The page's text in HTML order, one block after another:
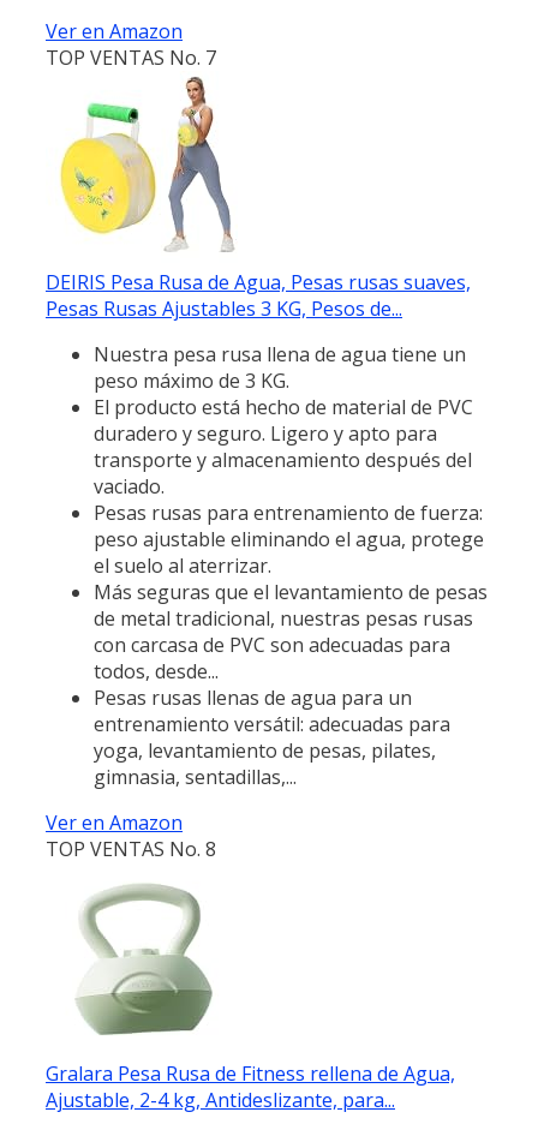
Ver en Amazon
TOP VENTAS No. 7
DEIRIS Pesa Rusa de Agua, Pesas rusas suaves,
Pesas Rusas Ajustables 3 KG, Pesos de...
Nuestra pesa rusa llena de agua tiene un
peso máximo de 3 KG.
El producto está hecho de material de PVC
duradero y seguro. Ligero y apto para
transporte y almacenamiento después del
vaciado.
Pesas rusas para entrenamiento de fuerza:
peso ajustable eliminando el agua, protege
el suelo al aterrizar.
Más seguras que el levantamiento de pesas
de metal tradicional, nuestras pesas rusas
con carcasa de PVC son adecuadas para
todos, desde...
Pesas rusas llenas de agua para un
entrenamiento versátil: adecuadas para
yoga, levantamiento de pesas, pilates,
gimnasia, sentadillas,...
Ver en Amazon
TOP VENTAS No. 8
Gralara Pesa Rusa de Fitness rellena de Agua,
Ajustable, 2-4 kg, Antideslizante, para...